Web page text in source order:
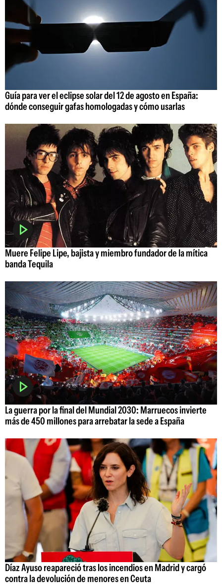
Guía para ver el eclipse solar del 12 de agosto en España:
dónde conseguir gafas homologadas y cómo usarlas
Muere Felipe Lipe, bajista y miembro fundador de la mítica
banda Tequila
La guerra por la final del Mundial 2030: Marruecos invierte
más de 450 millones para arrebatar la sede a España
Díaz Ayuso reapareció tras los incendios en Madrid y cargó
contra la devolución de menores en Ceuta